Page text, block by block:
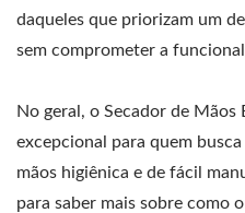
daqueles que priorizam um
sem comprometer a
No geral, o Secador de Mãos
excepcional para quem
mãos higiênica e de fácil
para saber mais sobre como